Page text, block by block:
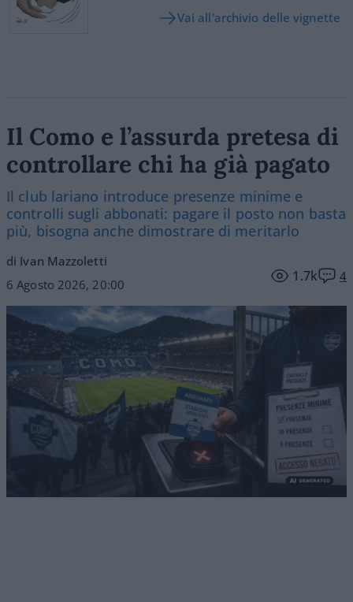
Vai all'archivio delle vignette
Il Como e l’assurda pretesa di
controllare chi ha già pagato
Il club lariano introduce presenze minime e
controlli sugli abbonati: pagare il posto non basta
più, bisogna anche dimostrare di meritarlo
di Ivan Mazzoletti
6 Agosto 2026, 20:00
1.7k 4